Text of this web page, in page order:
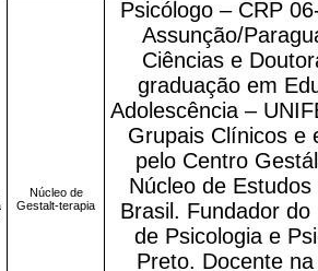
Núcleo de
Gestalt-terapia
Psicólogo – CRP
Assunção/
Ciências e
graduação em
Adolescência –
Grupais Clínicos e
pelo Centro
Núcleo de
Brasil. Fundador do
de Psicologia e
Preto. Docente